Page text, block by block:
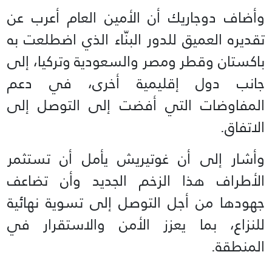
وأضاف دوجاريك أن الأمين العام أعرب عن
تقديره العميق للدور البنّاء الذي اضطلعت به
باكستان وقطر ومصر والسعودية وتركيا، إلى
جانب دول إقليمية أخرى، في دعم
المفاوضات التي أفضت إلى التوصل إلى
الاتفاق.
وأشار إلى أن غوتيريش يأمل أن تستثمر
الأطراف هذا الزخم الجديد وأن تضاعف
جهودها من أجل التوصل إلى تسوية نهائية
للنزاع، بما يعزز الأمن والاستقرار في
المنطقة.